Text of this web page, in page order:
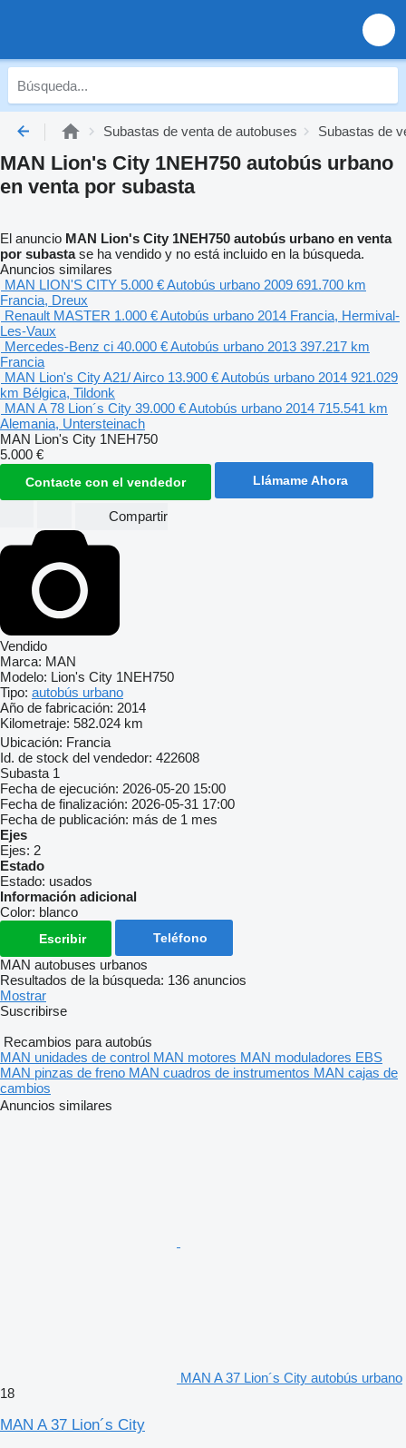
Subastas de venta de autobuses Subastas de
MAN Lion's City 1NEH750 autobús urbano
en venta por subasta
El anuncio MAN Lion's City 1NEH750 autobús urbano en venta
por subastase ha vendido y no está incluido en la búsqueda.
Anuncios similares
MAN LION'S CITY 5.000 €Autobús urbano 2009 691.700 km
Francia, Dreux
Renault MASTER 1.000 €Autobús urbano 2014 Francia, Hermival-
Les-Vaux
Mercedes-Benz ci 40.000 €Autobús urbano 2013 397.217 km
Francia
MAN Lion's City A21/ Airco 13.900 €Autobús urbano 2014 921.029
km Bélgica, Tildonk
MAN A 78 Lion´s City 39.000 €Autobús urbano 2014 715.541 km
Alemania, Untersteinach
MAN Lion's City 1NEH750
5.000 €
Contacte con el vendedor Llámame Ahora
Compartir
Vendido
Marca: MAN
Modelo: Lion's City 1NEH750
Tipo: autobús urbano
Año de fabricación: 2014
Kilometraje: 582.024 km
Ubicación: Francia
Id. de stock del vendedor: 422608
Subasta 1
Fecha de ejecución: 2026-05-20 15:00
Fecha de finalización: 2026-05-31 17:00
Fecha de publicación: más de 1 mes
Ejes
Ejes: 2
Estado
Estado: usados
Información adicional
Color: blanco
Escribir Teléfono
MAN autobuses urbanos
Resultados de la búsqueda: 136 anuncios
Mostrar
Suscribirse
Recambios para autobús
MAN unidades de control MAN motores MAN moduladores EBS
MAN pinzas de freno MAN cuadros de instrumentos MAN cajas de
cambios
Anuncios similares
MAN A 37 Lion´s City autobús urbano
18
MAN A 37 Lion´s City